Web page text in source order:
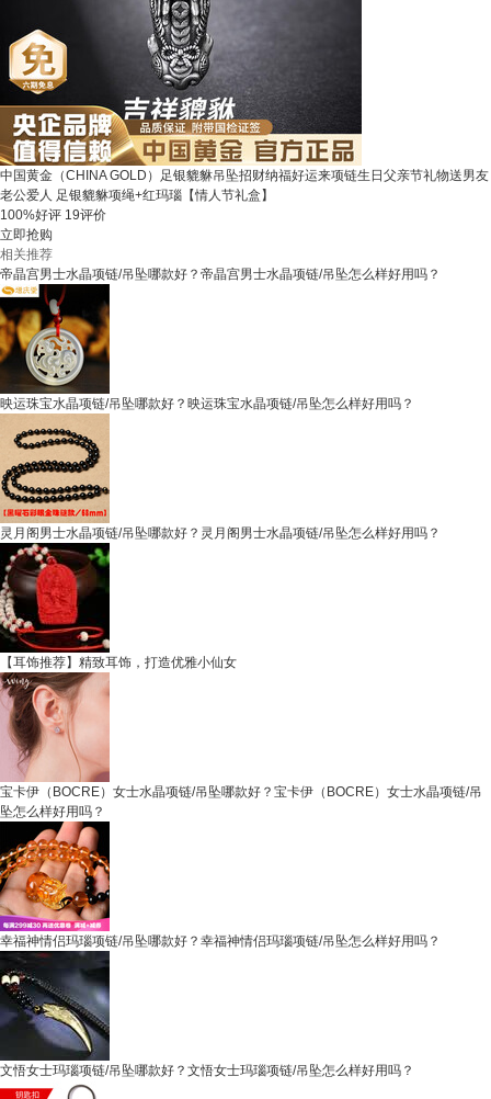
中国黄金（CHINA GOLD）足银貔貅吊坠招财纳福好运来项链生日父亲节礼物送男友
老公爱人 足银貔貅项绳+红玛瑙【情人节礼盒】
100%好评 19评价
立即抢购
相关推荐
帝晶宫男士水晶项链/吊坠哪款好？帝晶宫男士水晶项链/吊坠怎么样好用吗？
映运珠宝水晶项链/吊坠哪款好？映运珠宝水晶项链/吊坠怎么样好用吗？
灵月阁男士水晶项链/吊坠哪款好？灵月阁男士水晶项链/吊坠怎么样好用吗？
【耳饰推荐】精致耳饰，打造优雅小仙女
宝卡伊（BOCRE）女士水晶项链/吊坠哪款好？宝卡伊（BOCRE）女士水晶项链/吊
坠怎么样好用吗？
幸福神情侣玛瑙项链/吊坠哪款好？幸福神情侣玛瑙项链/吊坠怎么样好用吗？
文悟女士玛瑙项链/吊坠哪款好？文悟女士玛瑙项链/吊坠怎么样好用吗？